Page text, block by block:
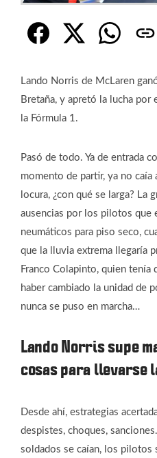
Lando Norris de McLaren
Bretaña, y apretó la lucha
la Fórmula 1.
Pasó de todo. Ya de entrada
momento de partir, ya no caía
locura, ¿con qué se larga? La
ausencias por los pilotos que
neumáticos para piso seco,
que la lluvia extrema llegaría
Franco Colapinto, quien tenía
haber cambiado la unidad de
nunca se puso en marcha…
Lando Norris supe
cosas para llevarse
Desde ahí, estrategias
despistes, choques,
soldados se caían, los pilotos